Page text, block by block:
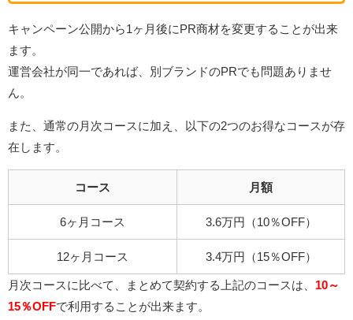
キャンペーン公開から1ヶ月後にPR商材を変更することが出来
ます。
運営会社が同一であれば、別ブランドのPRでも問題ありませ
ん。
また、通常の月次コースに加え、以下の2つのお得なコースが存
在します。
コース 月額
6ヶ月コース 3.6万円（10％OFF）
12ヶ月コース 3.4万円（15％OFF）
月次コースに比べて、まとめて契約する上記のコースは、 10～
15％OFFで利用することが出来ます。